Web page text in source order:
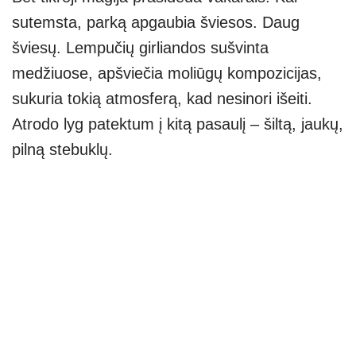
sutemsta, parką apgaubia šviesos. Daug
šviesų. Lempučių girliandos sušvinta
medžiuose, apšviečia moliūgų kompozicijas,
sukuria tokią atmosferą, kad nesinori išeiti.
Atrodo lyg patektum į kitą pasaulį – šiltą, jaukų,
pilną stebuklų.